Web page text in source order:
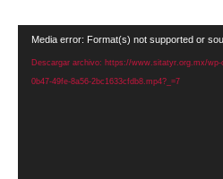
Reproductor
Media error: Format(s) not supported or
Descargar archivo: https://www.sitatyr.org.mx/wp-
0b47-49fe-8a56-2bc1633cfdb8.mp4?_=7